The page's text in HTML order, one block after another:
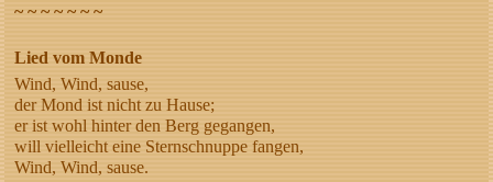
~ ~ ~ ~ ~ ~ ~
Lied vom Monde
Wind, Wind, sause,
der Mond ist nicht zu Hause;
er ist wohl hinter den Berg gegangen,
will vielleicht eine Sternschnuppe fangen,
Wind, Wind, sause.